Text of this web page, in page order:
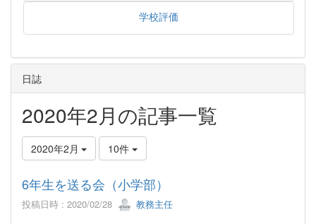
学校評価
日誌
2020年2月の記事一覧
2020年2月 10件
6年生を送る会（小学部）
投稿日時 : 2020/02/28 教務主任